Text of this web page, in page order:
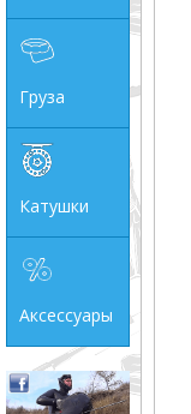
Груза
Катушки
Аксессуары